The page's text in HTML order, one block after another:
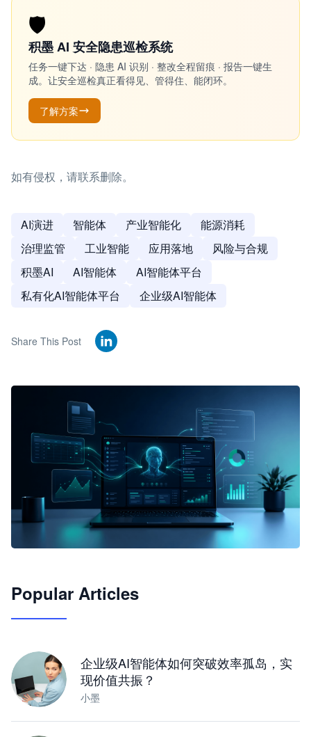
🛡️
积墨 AI 安全隐患巡检系统
任务一键下达 · 隐患 AI 识别 · 整改全程留痕 · 报告一键生
成。让安全巡检真正看得见、管得住、能闭环。
了解方案
如有侵权，请联系删除。
AI演进 智能体 产业智能化
能源消耗
治理监管
工业智能 应用落地
风险与合规
积墨AI
AI智能体
AI智能体平台
私有化AI智能体平台
企业级AI智能体
Share This Post
JimoClaw 桌面 AI Agent 工作台
Popular Articles
企业级AI智能体如何突破效率孤岛，实
现价值共振？
小墨